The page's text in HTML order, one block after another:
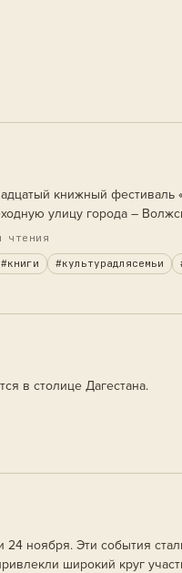
книжный фестиваль
улицу города –
сцены фестиваля,
чтения
#книги #культурадлясемьи
в столице Дагестана.
ноября. Эти события
широкий круг